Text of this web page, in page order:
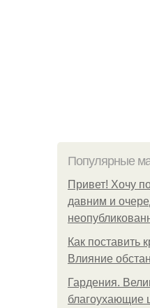
Популярные
Привет! Хочу
давним и
Как поставить
Влияние
Гардения.
благоухающие